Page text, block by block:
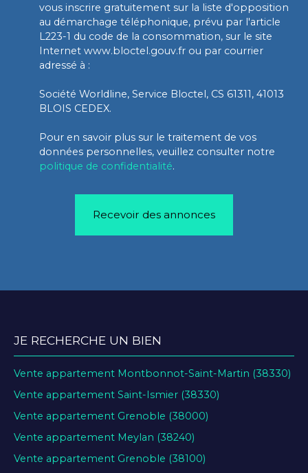
vous inscrire gratuitement sur la liste d'opposition
au démarchage téléphonique, prévu par l'article
L223-1 du code de la consommation, sur le site
Internet www.bloctel.gouv.fr ou par courrier
adressé à :
Société Worldline, Service Bloctel, CS 61311, 41013
BLOIS CEDEX.
Pour en savoir plus sur le traitement de vos
données personnelles, veuillez consulter notre
politique de confidentialité.
Recevoir des annonces
JE RECHERCHE UN BIEN
Vente appartement Montbonnot-Saint-Martin (38330)
Vente appartement Saint-Ismier (38330)
Vente appartement Grenoble (38000)
Vente appartement Meylan (38240)
Vente appartement Grenoble (38100)